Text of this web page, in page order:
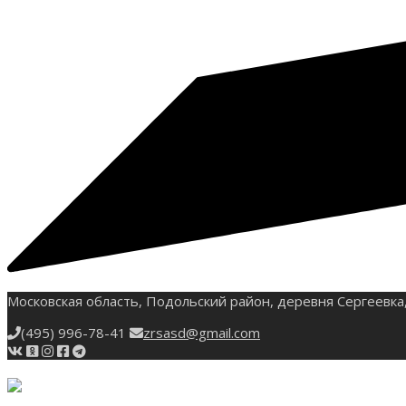
Московская область, Подольский район, деревня
(495) 996-78-41
zrsasd@gmail.com